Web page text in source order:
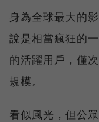
身為全球最大的
說是相當瘋狂的
的活躍用戶，僅
規模。
看似風光，但公